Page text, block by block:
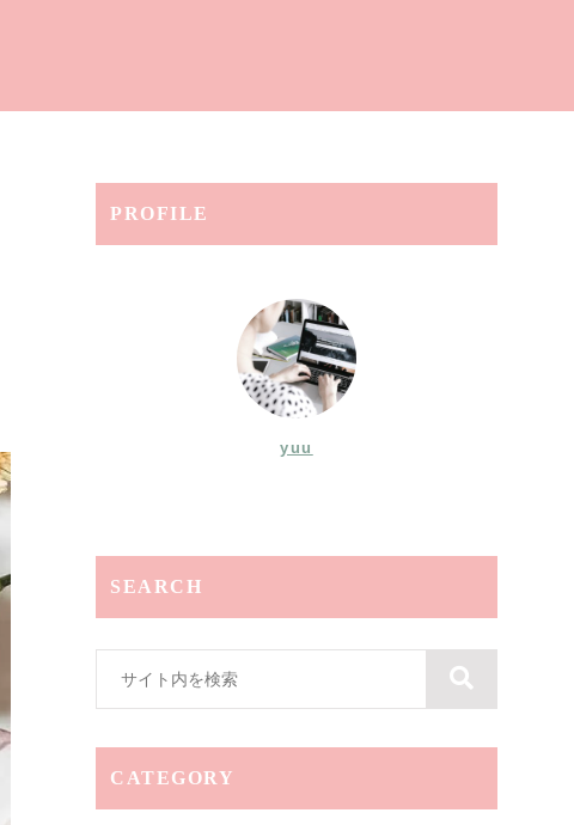
PROFILE
yuu
SEARCH
CATEGORY